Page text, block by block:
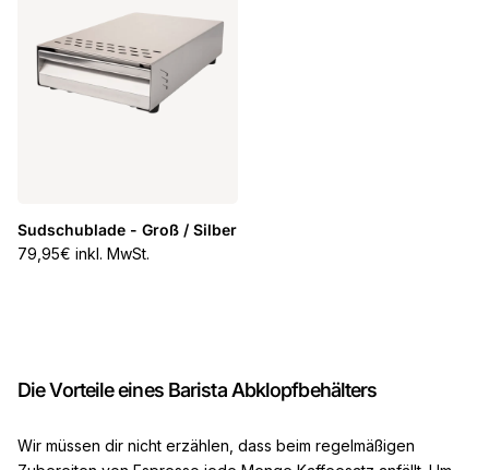
Sudschublade - Groß / Silber
Normaler Preis
79,95€ inkl. MwSt.
Die Vorteile eines Barista Abklopfbehälters
Wir müssen dir nicht erzählen, dass beim regelmäßigen